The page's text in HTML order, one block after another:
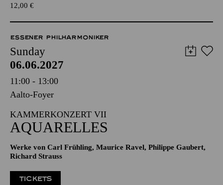
12,00 €
ESSENER PHILHARMONIKER
Sunday
06.06.2027
11:00 - 13:00
Aalto-Foyer
KAMMERKONZERT VII
AQUARELLES
Werke von Carl Frühling, Maurice Ravel, Philippe Gaubert,
Richard Strauss
TICKETS